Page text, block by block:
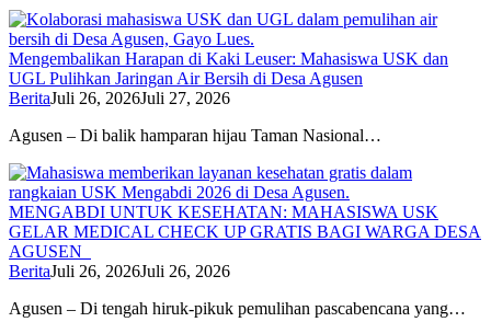
Mengembalikan Harapan di Kaki Leuser: Mahasiswa USK dan
UGL Pulihkan Jaringan Air Bersih di Desa Agusen
BeritaJuli 26, 2026Juli 27, 2026
Agusen – Di balik hamparan hijau Taman Nasional…
MENGABDI UNTUK KESEHATAN: MAHASISWA USK
GELAR MEDICAL CHECK UP GRATIS BAGI WARGA DESA
AGUSEN
BeritaJuli 26, 2026Juli 26, 2026
Agusen – Di tengah hiruk-pikuk pemulihan pascabencana yang…